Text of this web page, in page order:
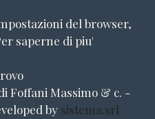
del browser,
saperne di piu'
Foffani Massimo & c. -
by sistema.srl